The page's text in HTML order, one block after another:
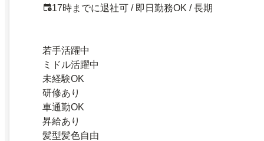
17時までに退社可 / 即日勤務OK / 長期
若手活躍中
ミドル活躍中
未経験OK
研修あり
車通勤OK
昇給あり
髪型髪色自由